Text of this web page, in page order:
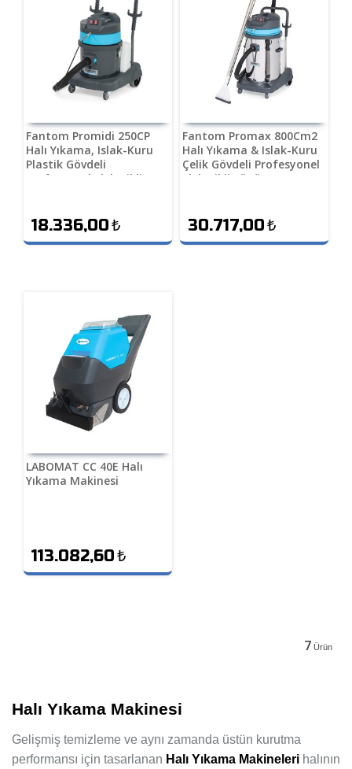
Fantom Promidi 250CP
Halı Yıkama, Islak-Kuru
Plastik Gövdeli
Profesyonel Elektrikli
18.336,00₺
Fantom Promax 800Cm2
Halı Yıkama & Islak-Kuru
Çelik Gövdeli Profesyonel
Elektrikli Süpürge
30.717,00₺
LABOMAT CC 40E Halı
Yıkama Makinesi
113.082,60₺
7 Ürün
Halı Yıkama Makinesi
Gelişmiş temizleme ve aynı zamanda üstün kurutma
performansı için tasarlanan Halı Yıkama Makineleri halının